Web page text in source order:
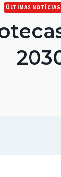
ÚLTIMAS NOTÍCIAS